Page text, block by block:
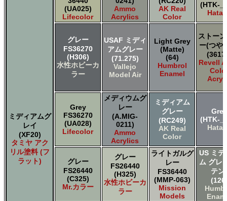
ミディアムグ
レイ
(XF20)
タミヤ アク
リル塗料 (フ
ラット)
(UA025)
Lifecolor
Ammo
Acrylics
AK Real
Color
(HTK-
グレー
FS36270
(H306)
水性ホビーカ
ラー
USAF ミディ
アムグレー
(71.275)
Vallejo
Model Air
Light Grey
(Matte)
(64)
Humbrol
Enamel
ストー
ー(つや
Revell
Grey
FS36270
(UA028)
Lifecolor
メディウムグ
レー
(A.MIG-
0211)
Ammo
Acrylics
ミディアム
グレー
(RC249)
AK Real
Color
Grey
(HTK-
グレー
FS26440
(C325)
Mr.カラー
グレー
FS26440
(H325)
水性ホビーカ
ラー
ライトガルグ
レー
FS36440
(MMP-063)
Mission
Models
US ミデ
ム グレ
テン)